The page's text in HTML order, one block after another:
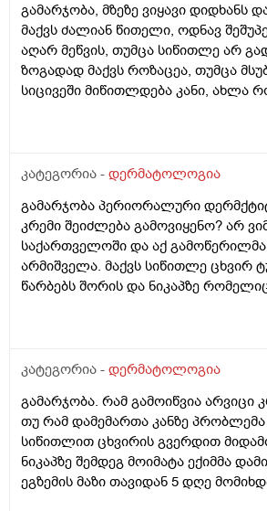
გამარჯობა, მზეზე ვიყავი დიდხანს
მაქვს ძალიან წითელი, ოდნავ
აღარ მეწვის, თუმცა სიწითლე არ
ზოგადად მაქვს როზაცეა, თუმცა
სიცივეში მიწითლდება კანი, ახლა
შეიძლება რომ უფრო
კატეგორია - დერმატოლოგია
გამარჯობა პერიორალური
კრემი შეიძლება გამოვიყენო? არ
საქართველოში და აქ გამოწერილმა
არმიშველა. მაქვს სიწითლე ცხვირ
წარბებს შორის და ნიკაპზე
მირჩიეთ რა მაზი შემიძლია
კატეგორია - დერმატოლოგია
გამარჯობა. რამ გამოიწვია არვიცი
თუ რამ დამემართა კანზე
სიწითლით ცხვირის გვერდით
ნიკაპზე შემდეგ მოიმატა ექიმმა
ეგზემის მაზი თავიდან 5 დღე